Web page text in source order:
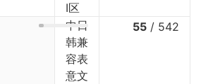
I区
中日
韩兼
容表
意文
55 / 542